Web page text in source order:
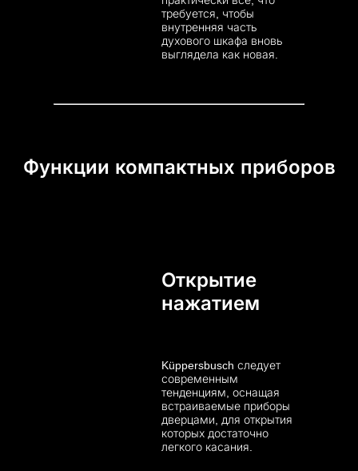
требуется, чтобы
внутренняя часть
духового шкафа вновь
выглядела как новая.
Функции компактных приборов
Открытие
нажатием
Küppersbusch следует
современным
тенденциям, оснащая
встраиваемые приборы
дверцами, для открытия
которых достаточно
легкого касания.